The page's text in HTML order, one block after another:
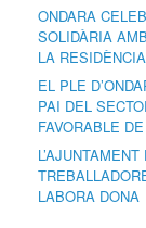
ONDARA
SOLIDÀRIA
LA
EL PLE
PAI DEL
FAVORABLE
LABORA DONA